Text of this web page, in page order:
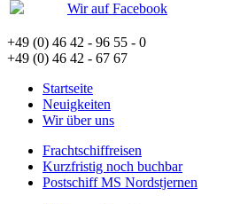
Wir auf Facebook
+49 (0) 46 42 - 96 55 - 0
+49 (0) 46 42 - 67 67
Startseite
Neuigkeiten
Wir über uns
Frachtschiffreisen
Kurzfristig noch buchbar
Postschiff MS Nordstjernen